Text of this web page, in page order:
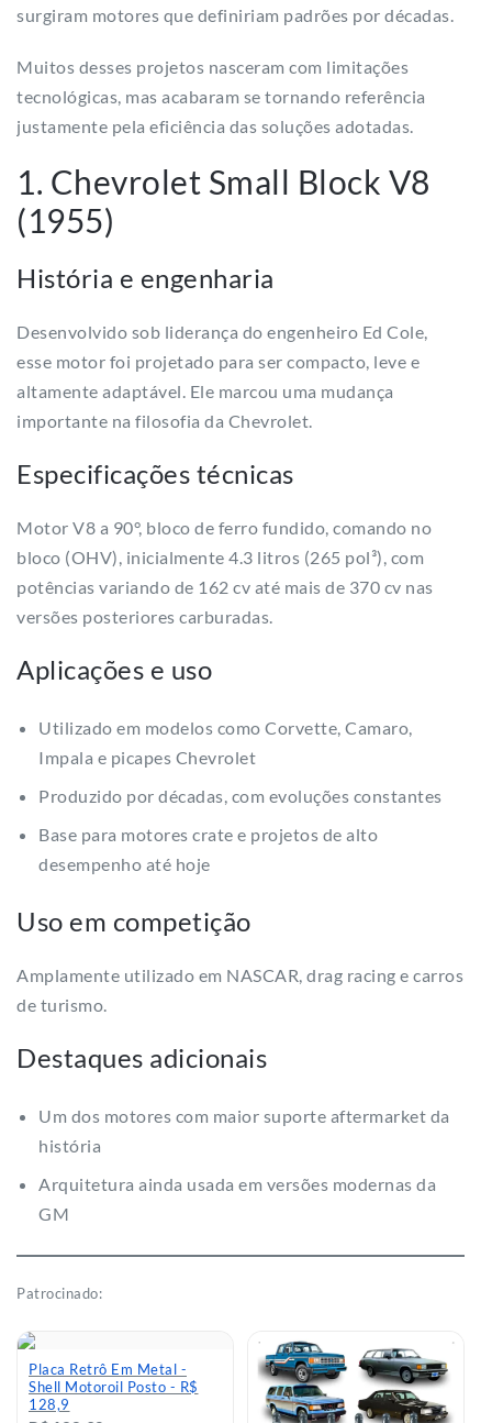
surgiram motores que definiriam padrões por décadas.
Muitos desses projetos nasceram com limitações
tecnológicas, mas acabaram se tornando referência
justamente pela eficiência das soluções adotadas.
1. Chevrolet Small Block V8
(1955)
História e engenharia
Desenvolvido sob liderança do engenheiro Ed Cole,
esse motor foi projetado para ser compacto, leve e
altamente adaptável. Ele marcou uma mudança
importante na filosofia da Chevrolet.
Especificações técnicas
Motor V8 a 90°, bloco de ferro fundido, comando no
bloco (OHV), inicialmente 4.3 litros (265 pol³), com
potências variando de 162 cv até mais de 370 cv nas
versões posteriores carburadas.
Aplicações e uso
Utilizado em modelos como Corvette, Camaro,
Impala e picapes Chevrolet
Produzido por décadas, com evoluções constantes
Base para motores crate e projetos de alto
desempenho até hoje
Uso em competição
Amplamente utilizado em NASCAR, drag racing e carros
de turismo.
Destaques adicionais
Um dos motores com maior suporte aftermarket da
história
Arquitetura ainda usada em versões modernas da
GM
Patrocinado:
Placa Retrô Em Metal -
Shell Motoroil Posto - R$
128,9